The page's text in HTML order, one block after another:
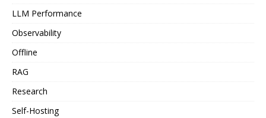
LLM Performance
Observability
Offline
RAG
Research
Self-Hosting